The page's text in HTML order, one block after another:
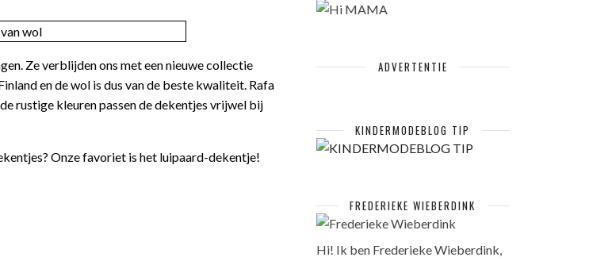
Ze verblijden ons met een nieuwe collectie
en de wol is dus van de beste kwaliteit. Rafa
rustige kleuren passen de dekentjes vrijwel bij
Onze favoriet is het luipaard-dekentje!
ADVERTENTIE
KINDERMODEBLOG TIP
FREDERIEKE WIEBERDINK
Hi! Ik ben Frederieke Wieberdink,